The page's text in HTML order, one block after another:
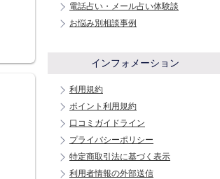
電話占い・メール占い体験談
お悩み別相談事例
インフォメーション
利用規約
ポイント利用規約
口コミガイドライン
プライバシーポリシー
特定商取引法に基づく表示
利用者情報の外部送信